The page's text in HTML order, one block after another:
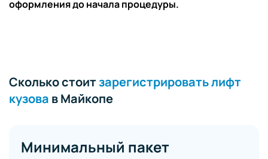
оформления до начала процедуры.
Сколько стоитзарегистрировать лифт
кузова в Майкопе
Минимальный пакет